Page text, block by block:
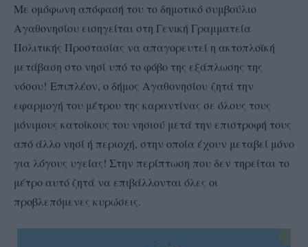
Με ομόφωνη απόφασή του το δημοτικό συμβούλιο
Αγαθονησίου εισηγείται στη Γενική Γραμματεία
Πολιτικής Προστασίας να απαγορευτεί η ακτοπλοϊκή
μετάβαση στο νησί υπό το φόβο της εξάπλωσης της
νόσου! Επιπλέον, ο δήμος Αγαθονησίου ζητά την
εφαρμογή του μέτρου της καραντίνας σε όλους τους
μόνιμους κατοίκους του νησιού μετά την επιστροφή τους
από άλλο νησί ή περιοχή, στην οποία έχουν μεταβεί μόνο
για λόγους υγείας! Στην περίπτωση που δεν τηρείται το
μέτρο αυτό ζητά να επιβάλλονται όλες οι
προβλεπόμενες κυρώσεις.